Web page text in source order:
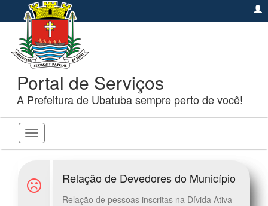
Portal de Serviços
A Prefeitura de Ubatuba sempre perto de você!
Toggle
navigation
Relação de Devedores do Município
Relação de pessoas inscritas na Dívida Ativa